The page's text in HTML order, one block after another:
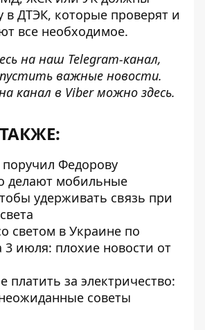
в ДТЭК, которые проверят и
все необходимое.
на наш Telegram-канал,
важные новости.
канал в Viber можно здесь.
Федорову
делают мобильные
удерживать связь при
светом в Украине по
3 июля: плохие новости от
платить за электричество:
советы